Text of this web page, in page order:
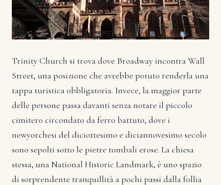
Trinity Church si trova dove Broadway incontra Wall
Street, una posizione che avrebbe potuto renderla una
tappa turistica obbligatoria. Invece, la maggior parte
delle persone passa davanti senza notare il piccolo
cimitero circondato da ferro battuto, dove i
newyorchesi del diciottesimo e diciannovesimo secolo
sono sepolti sotto le pietre tombali erose. La chiesa
stessa, una National Historic Landmark, è uno spazio
di sorprendente tranquillità a pochi passi dalla follia